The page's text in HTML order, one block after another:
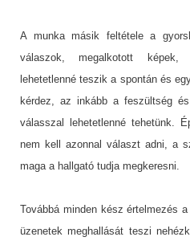
A munka másik feltétele a
válaszok, megalkotott képek,
lehetetlenné teszik a spontán és
kérdez, az inkább a feszültség
válasszal lehetetlenné tehetünk.
nem kell azonnal választ adni, a
maga a hallgató tudja megkeresni.
Továbbá minden kész értelmezés
üzenetek meghallását teszi